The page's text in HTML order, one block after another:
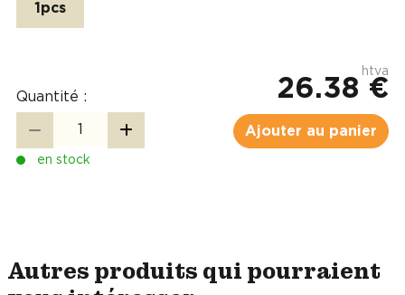
1pcs
Quantité :
htva
26.38 €
Ajouter au panier
en stock
Autres produits qui pourraient